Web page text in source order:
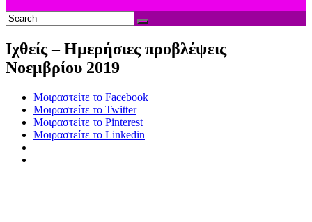
Ιχθείς – Ημερήσιες προβλέψεις
Νοεμβρίου 2019
Μοιραστείτε το Facebook
Μοιραστείτε το Twitter
Μοιραστείτε το Pinterest
Μοιραστείτε το Linkedin